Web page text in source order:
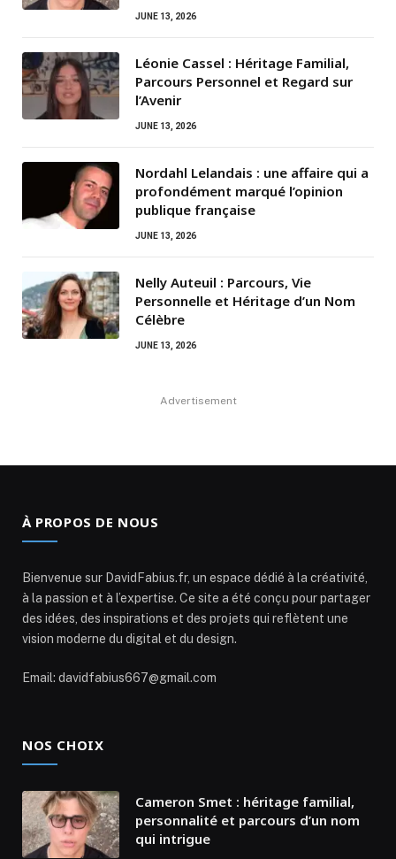
JUNE 13, 2026
Léonie Cassel : Héritage Familial,
Parcours Personnel et Regard sur
l’Avenir
JUNE 13, 2026
Nordahl Lelandais : une affaire qui a
profondément marqué l’opinion
publique française
JUNE 13, 2026
Nelly Auteuil : Parcours, Vie
Personnelle et Héritage d’un Nom
Célèbre
JUNE 13, 2026
Advertisement
À PROPOS DE NOUS
Bienvenue sur DavidFabius.fr, un espace dédié à la créativité,
à la passion et à l’expertise. Ce site a été conçu pour partager
des idées, des inspirations et des projets qui reflètent une
vision moderne du digital et du design.
Email: davidfabius667@gmail.com
NOS CHOIX
Cameron Smet : héritage familial,
personnalité et parcours d’un nom
qui intrigue